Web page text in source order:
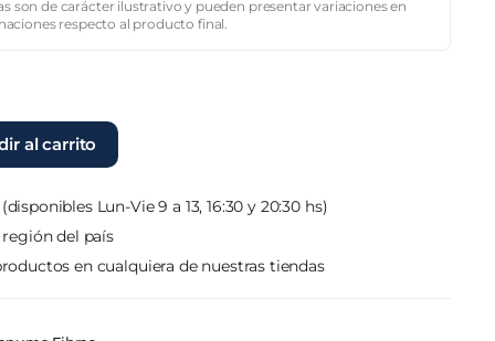
son de carácter ilustrativo y pueden presentar variaciones en
respecto al producto final.
al carrito
(disponibles Lun-Vie 9 a 13, 16:30 y 20:30 hs)
del país
en cualquiera de nuestras tiendas